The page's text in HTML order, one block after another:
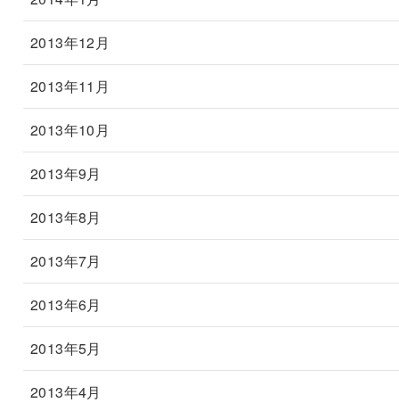
2013年12月
2013年11月
2013年10月
2013年9月
2013年8月
2013年7月
2013年6月
2013年5月
2013年4月